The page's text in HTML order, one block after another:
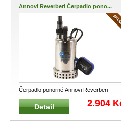
Annovi Reverberi Čerpadlo pono...
Čerpadlo ponorné Annovi Reverberi
Ponorné a drenážní čerpadlo na vodu
Detail 2.904